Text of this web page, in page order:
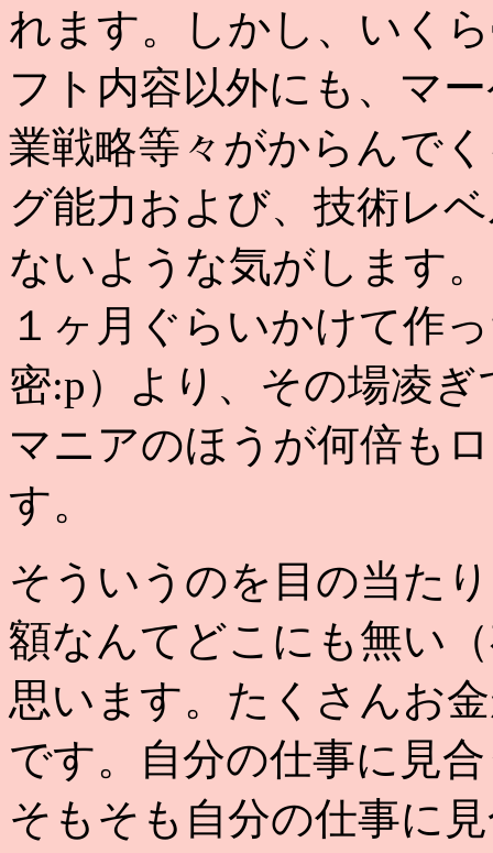
れます。しかし、いく
フト内容以外にも、マ
業戦略等々がからんで
グ能力および、技術レ
ないような気がします
１ヶ月ぐらいかけて作
密:p）より、その場凌
マニアのほうが何倍も
す。
そういうのを目の当た
額なんてどこにも無い
思います。たくさんお
です。自分の仕事に見
そもそも自分の仕事に